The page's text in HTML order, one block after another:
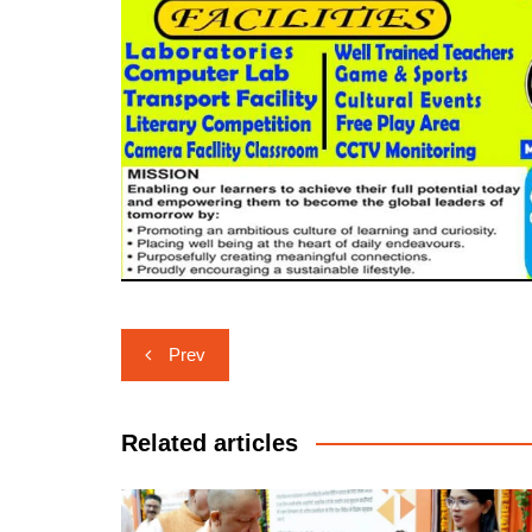
Post
navigation
Prev
Related articles